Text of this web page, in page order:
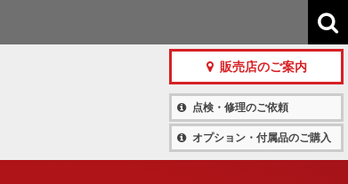
販売店のご案内
点検・修理のご依頼
オプション・付属品のご購入